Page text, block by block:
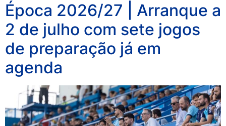
Época 2026/27 | Arranque a
2 de julho com sete jogos
de preparação já em
agenda